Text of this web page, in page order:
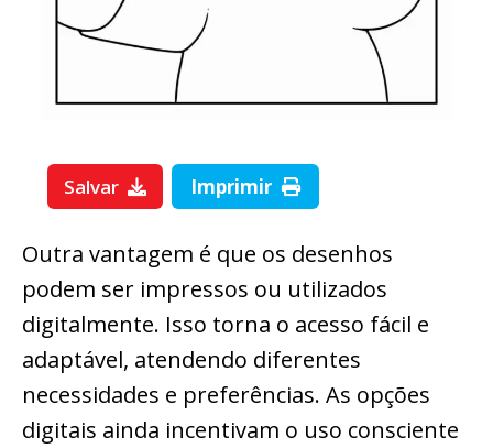
Salvar Imprimir
Outra vantagem é que os desenhos
podem ser impressos ou utilizados
digitalmente. Isso torna o acesso fácil e
adaptável, atendendo diferentes
necessidades e preferências. As opções
digitais ainda incentivam o uso consciente